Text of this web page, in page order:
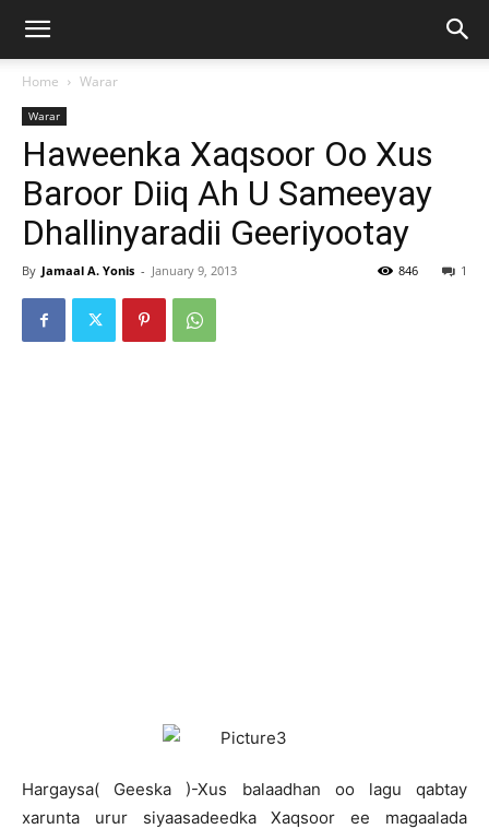
Home Warar
Warar
Haweenka Xaqsoor Oo Xus
Baroor Diiq Ah U Sameeyay
Dhallinyaradii Geeriyootay
By Jamaal A. Yonis - January 9, 2013 1
846
Hargaysa( Geeska )-Xus balaadhan oo lagu qabtay
xarunta urur siyaasadeedka Xaqsoor ee magaalada